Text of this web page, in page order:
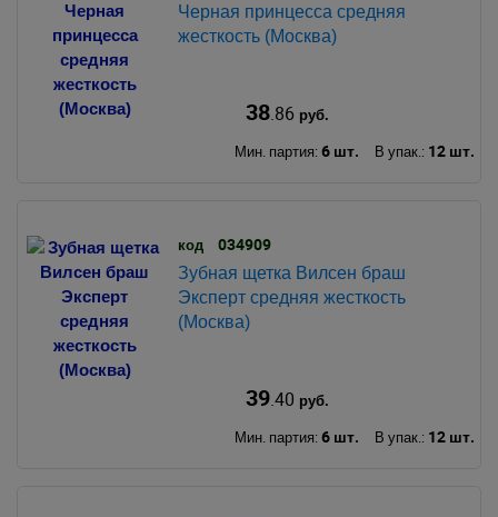
Черная принцесса средняя
жесткость (Москва)
38.86 руб.
Мин. партия: 6 шт. В упак.: 12 шт.
код 034909
Зубная щетка Вилсен браш
Эксперт средняя жесткость
(Москва)
39.40 руб.
Мин. партия: 6 шт. В упак.: 12 шт.